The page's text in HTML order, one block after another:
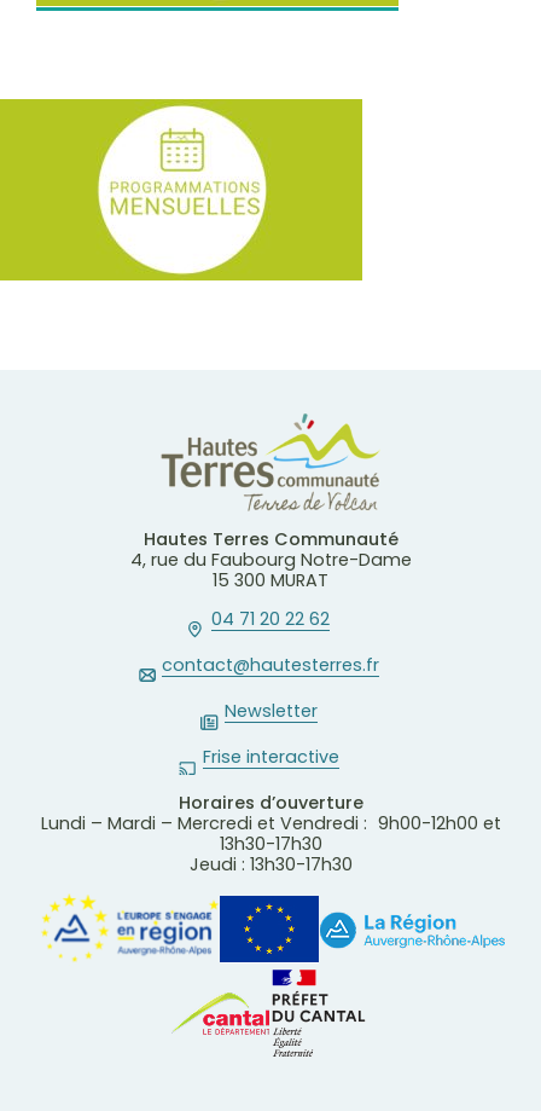
Hautes Terres Communauté
4, rue du Faubourg Notre-Dame
15 300 MURAT
04 71 20 22 62
contact@hautesterres.fr
Newsletter
Frise interactive
Horaires d’ouverture
Lundi – Mardi – Mercredi et Vendredi : 9h00-12h00 et
13h30-17h30
Jeudi : 13h30-17h30